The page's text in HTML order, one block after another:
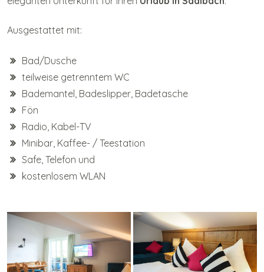
Ausgestattet mit:
Bad/Dusche
teilweise getrenntem WC
Bademantel, Badeslipper, Badetasche
Fön
Radio, Kabel-TV
Minibar, Kaffee- / Teestation
Safe, Telefon und
kostenlosem WLAN